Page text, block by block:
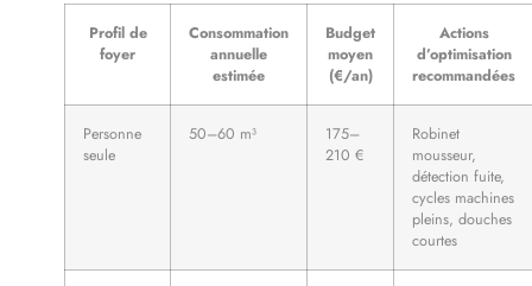
Profil de
foyer
Consommation
annuelle
estimée
Budget
moyen
(€/an)
Actions
d’optimisation
recommandées
Personne
seule
50–60 m³
175–
210 €
Robinet
mousseur,
détection fuite,
cycles machines
pleins, douches
courtes